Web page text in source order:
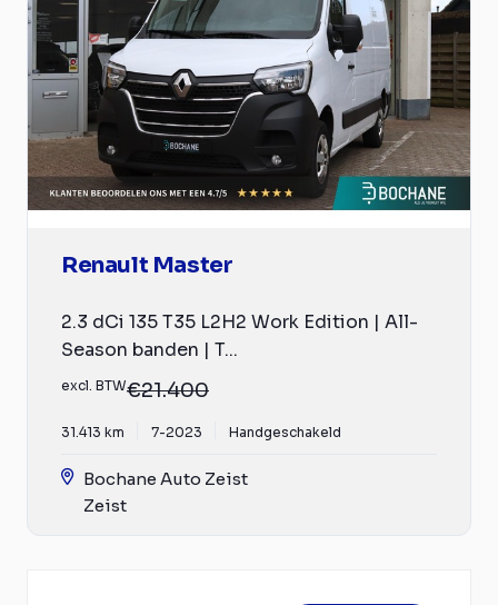
Renault Master
2.3 dCi 135 T35 L2H2 Work Edition | All-
Season banden | T...
excl. BTW€21.400
31.413 km 7-2023 Handgeschakeld
Bochane Auto Zeist
Zeist